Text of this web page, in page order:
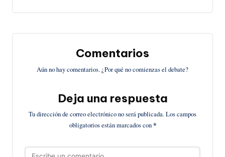
Comentarios
Aún no hay comentarios. ¿Por qué no comienzas el debate?
Deja una respuesta
Tu dirección de correo electrónico no será publicada.Los campos
obligatorios están marcados con*